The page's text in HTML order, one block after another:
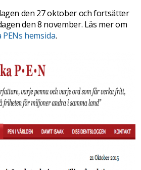
den 27 oktober och fortsätter
den 8 november. Läs mer om
PENs hemsida.